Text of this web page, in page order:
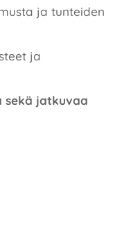
ja tunteiden
ja
sekä jatkuvaa